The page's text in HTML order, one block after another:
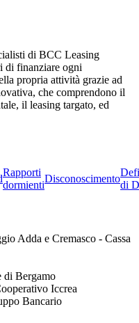
di BCC Leasing
di finanziare ogni
propria attività grazie ad
che comprendono il
il leasing targato, ed
Rapporti
dormienti
Disconoscimento
di
Adda e Cremasco - Cassa
di Bergamo
Iccrea
Bancario